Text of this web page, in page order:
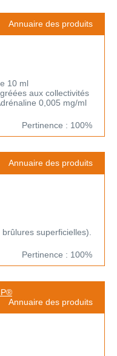
Annuaire des produits
10 ml
aux collectivités
0,005 mg/ml
Pertinence : 100%
Annuaire des produits
superficielles).
Pertinence : 100%
Annuaire des produits